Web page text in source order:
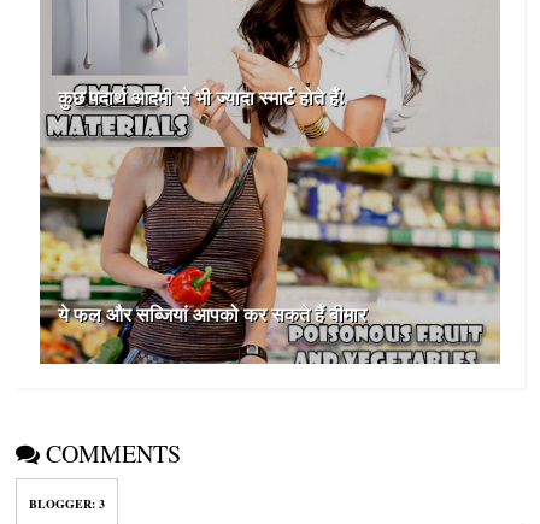
कुछ पदार्थ आदमी से भी ज्यादा स्मार्ट होते हैं!
ये फल और सब्जियां आपको कर सकते हैं बीमार
COMMENTS
BLOGGER:3